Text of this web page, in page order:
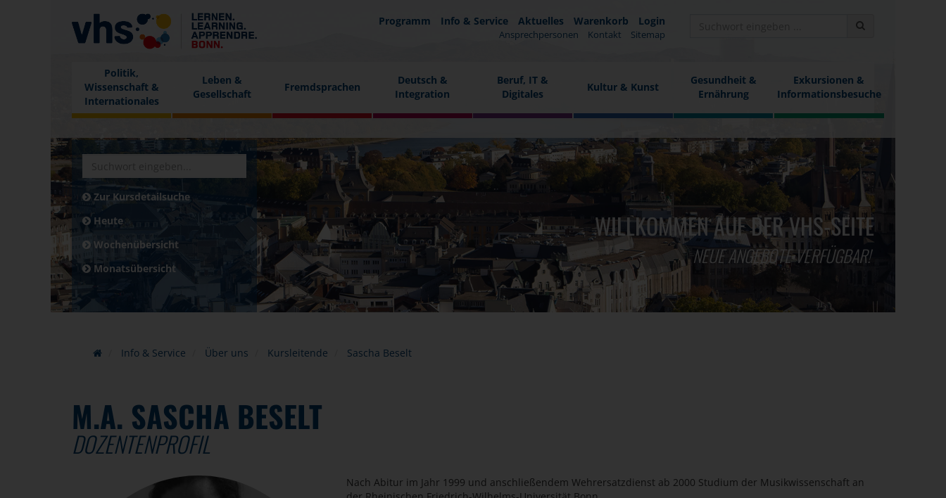
Programm Info & Service Aktuelles Warenkorb Login
Ansprechpersonen Kontakt Sitemap
Politik,
Wissenschaft &
Internationales
Leben &
Gesellschaft
Fremdsprachen
Deutsch &
Integration
Beruf, IT &
Digitales
Kultur & Kunst
Gesundheit &
Ernährung
Exkursionen &
Informationsbesuche
Zur Kursdetailsuche
Heute
Wochenübersicht
Monatsübersicht
WILLKOMMEN AUF DER VHS-SEITE
NEUE ANGEBOTE VERFÜGBAR!
Info & Service Über uns Kursleitende Sascha Beselt
M.A. SASCHA BESELT
DOZENTENPROFIL
Nach Abitur im Jahr 1999 und anschließendem Wehrersatzdienst ab 2000 Studium der Musikwissenschaft an